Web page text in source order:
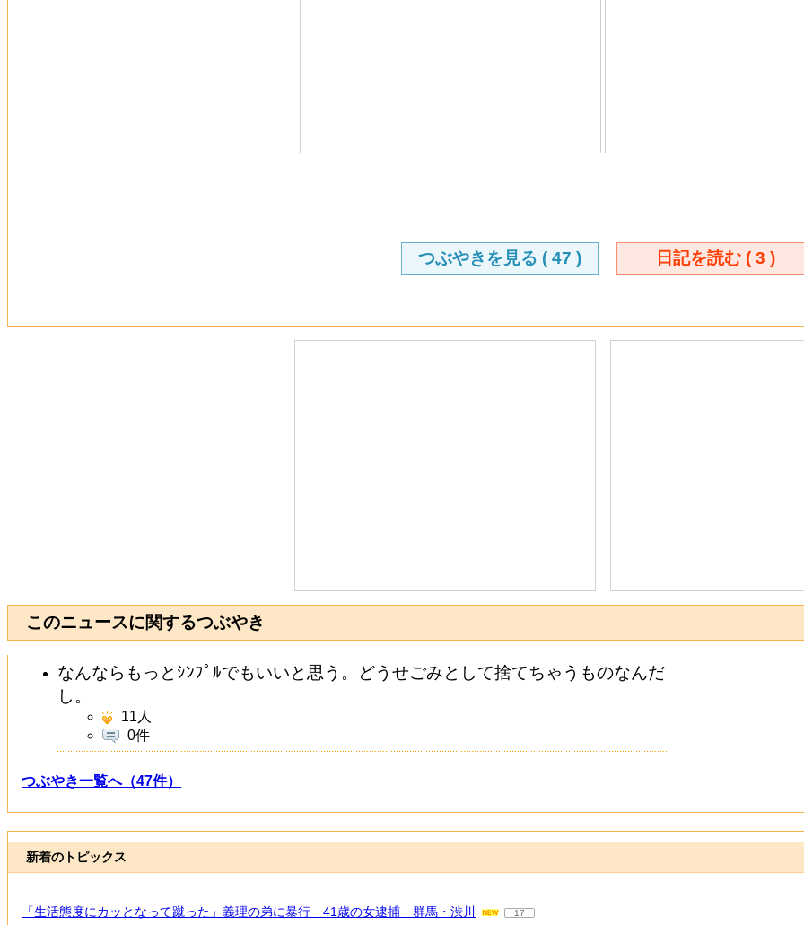
つぶやきを見る ( 47 ) 日記を読む ( 3 )
このニュースに関するつぶやき
なんならもっとｼﾝﾌﾟﾙでもいいと思う。どうせごみとして捨てちゃうものなんだ
し。
11 人
0件
つぶやき一覧へ（47件）
新着のトピックス
「生活態度にカッとなって蹴った」義理の弟に暴行 41歳の女逮捕 群馬・渋川 17